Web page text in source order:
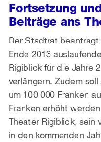
Fortsetzung
Beiträge ans
Der Stadtrat
Ende 2013
Rigiblick für die Jahre
verlängern. Zudem
um 100 000 Franken
Franken erhöht
Theater Rigiblick, sein
in den kommenden